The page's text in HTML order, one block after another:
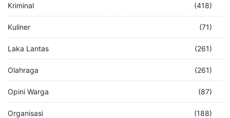
Kriminal (418)
Kuliner (71)
Laka Lantas (261)
Olahraga (261)
Opini Warga (87)
Organisasi (188)